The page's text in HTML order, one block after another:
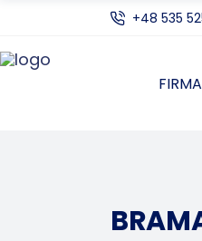
+48 535
FIRMA